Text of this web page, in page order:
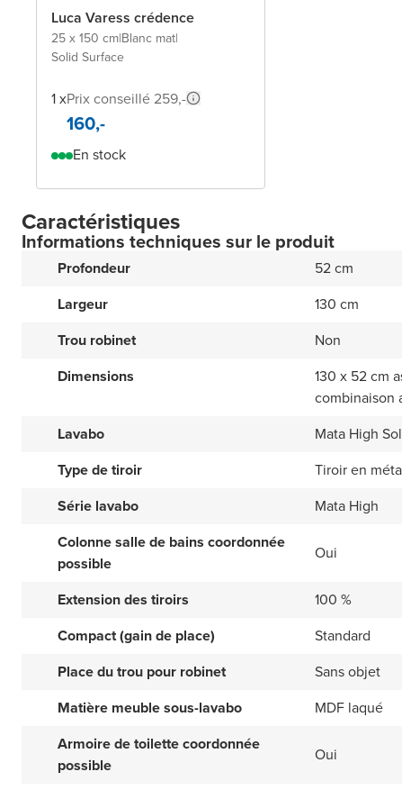
Luca Varess crédence
25 x 150 cm|Blanc mat|
Solid Surface
1 xPrix conseillé 259,-
160,-
En stock
Caractéristiques
Informations techniques sur le produit
Profondeur
52 cm
Largeur
130 cm
Trou robinet
Non
Dimensions
130 x 52 cm
combinaison
Lavabo
Mata High
Type de tiroir
Tiroir en
Série lavabo
Mata High
Colonne salle de bains coordonnée
possible
Oui
Extension des tiroirs
100 %
Compact (gain de place)
Standard
Place du trou pour robinet
Sans objet
Matière meuble sous-lavabo
MDF laqué
Armoire de toilette coordonnée
possible
Oui